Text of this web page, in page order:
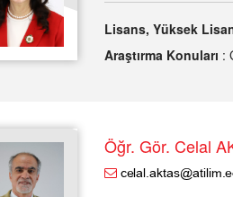
Lisans, Yüksek
Araştırma Konuları :
Öğr. Gör. Celal